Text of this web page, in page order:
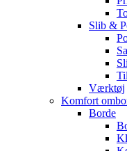
Slib &
Værktøj
Komfort
Borde